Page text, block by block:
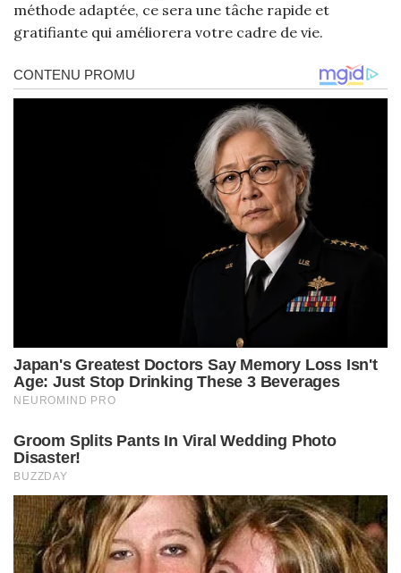
méthode adaptée, ce sera une tâche rapide et
gratifiante qui améliorera votre cadre de vie.